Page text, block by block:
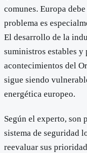
comunes. Europa
problema es
El desarrollo de la
suministros estables y
acontecimientos del
sigue siendo
energética europeo.
Según el experto, son
sistema de seguridad
reevaluar sus